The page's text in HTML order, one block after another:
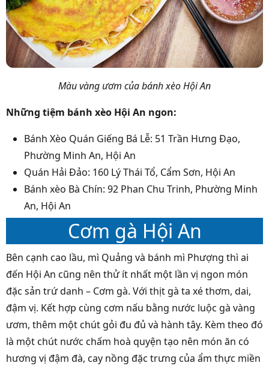
Màu vàng ươm của bánh xèo Hội An
Những tiệm bánh xèo Hội An ngon:
Bánh Xèo Quán Giếng Bá Lễ: 51 Trần Hưng Đạo,
Phường Minh An, Hội An
Quán Hải Đảo: 160 Lý Thái Tổ, Cẩm Sơn, Hội An
Bánh xèo Bà Chín: 92 Phan Chu Trinh, Phường Minh
An, Hội An
Cơm gà Hội An
Bên cạnh cao lầu, mì Quảng và bánh mì Phượng thì ai
đến Hội An cũng nên thử ít nhất một lần vị ngon món
đặc sản trứ danh – Cơm gà. Với thịt gà ta xé thơm, dai,
đậm vị. Kết hợp cùng cơm nấu bằng nước luộc gà vàng
ươm, thêm một chút gỏi đu đủ và hành tây. Kèm theo đó
là một chút nước chấm hoà quyện tạo nên món ăn có
hương vị đậm đà, cay nồng đặc trưng của ẩm thực miền